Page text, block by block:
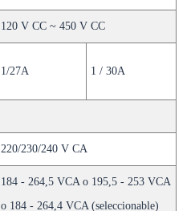
120 V CC ~ 450 V CC
1/27A 1 / 30A
220/230/240 V CA
184 - 264,5 VCA o 195,5 - 253 VCA
o 184 - 264,4 VCA (seleccionable)